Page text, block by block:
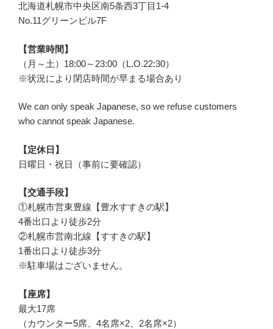
北海道札幌市中央区南5条西3丁目1-4
No.11グリーンビル7F
【営業時間】
（月～土）18:00～23:00（L.O.22:30）
※状況により閉店時間が早まる場合あり
We can only speak Japanese, so we refuse customers
who cannot speak Japanese.
【定休日】
日曜日・祝日（事前に要確認）
【交通手段】
①札幌市営東豊線【豊水すすきの駅】
4番出口より徒歩2分
②札幌市営南北線【すすきの駅】
1番出口より徒歩3分
※駐車場はございません。
【座席】
最大17席
（カウンター5席、4名席×2、2名席×2）